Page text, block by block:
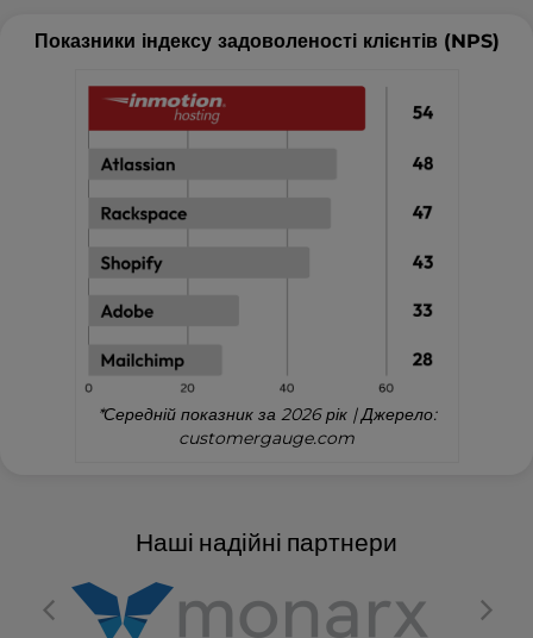
Показники індексу задоволеності клієнтів (NPS)
*Середній показник за 2026 рік | Джерело:
customergauge.com
Наші надійні партнери